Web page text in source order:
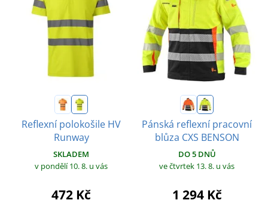
Reflexní polokošile HV
Runway
SKLADEM
v pondělí 10. 8. u vás
472 Kč
Pánská reflexní pracovní
blůza CXS BENSON
DO 5 DNŮ
ve čtvrtek 13. 8. u vás
1 294 Kč